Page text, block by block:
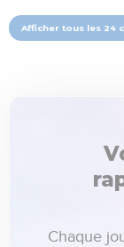
Afficher tous les 24
Chaque